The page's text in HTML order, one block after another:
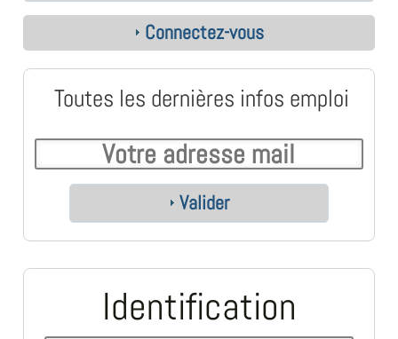
Connectez-vous
Toutes les dernières infos emploi
Valider
Identification